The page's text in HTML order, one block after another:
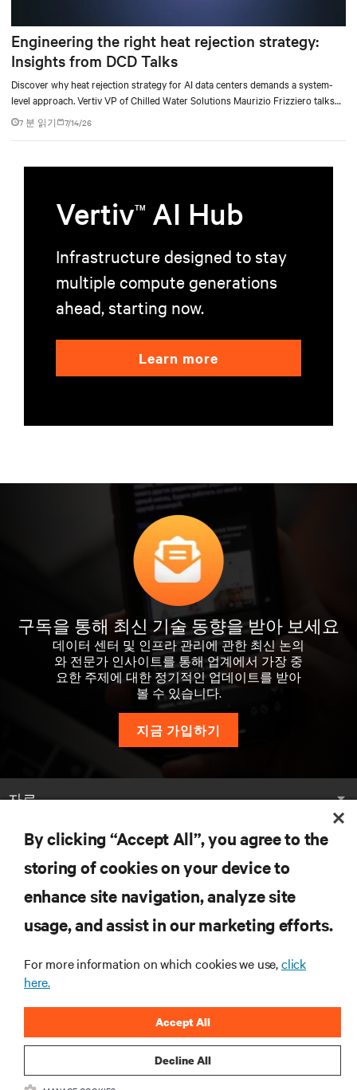
Engineering the right heat rejection strategy:
Insights from DCD Talks
Discover why heat rejection strategy for AI data centers demands a system-
level approach. Vertiv VP of Chilled Water Solutions Maurizio Frizziero talks
about density, location, and water tradeoffs.
7 분 읽기 7/14/26
VertivTM AI Hub
Infrastructure designed to stay
multiple compute generations
ahead, starting now.
Learn more
구독을 통해 최신 기술 동향을 받아 보세요
데이터 센터 및 인프라 관리에 관한 최신 논의
와 전문가 인사이트를 통해 업계에서 가장 중
요한 주제에 대한 정기적인 업데이트를 받아
볼 수 있습니다.
지금 가입하기
자료
지원
기업
SNS 팔로우
이용 약관 • •
By clicking “Accept All”, you agree to the
storing of cookies on your device to
enhance site navigation, analyze site
usage, and assist in our marketing efforts.
For more information on which cookies we use,click
here.
Decline All
Accept All